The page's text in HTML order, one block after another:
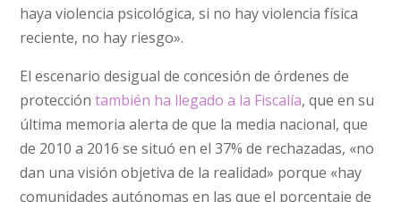
haya violencia psicológica, si no hay violencia física
reciente, no hay riesgo».
El escenario desigual de concesión de órdenes de
protección también ha llegado a la Fiscalía, que en su
última memoria alerta de que la media nacional, que
de 2010 a 2016 se situó en el 37% de rechazadas, «no
dan una visión objetiva de la realidad» porque «hay
comunidades autónomas en las que el porcentaje de